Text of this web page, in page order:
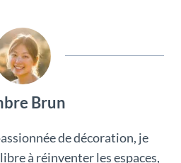
Brun
de décoration, je
à réinventer les espaces,